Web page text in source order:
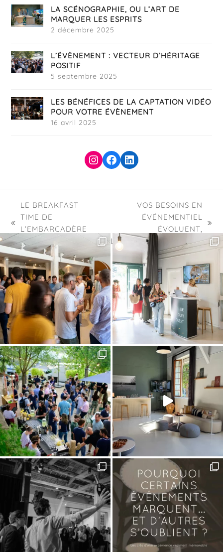
LA SCÉNOGRAPHIE, OU L’ART DE
MARQUER LES ESPRITS
2 décembre 2025
L’ÉVÈNEMENT : VECTEUR D’HÉRITAGE
POSITIF
5 septembre 2025
LES BÉNÉFICES DE LA CAPTATION VIDÉO
POUR VOTRE ÉVÈNEMENT
16 avril 2025
Instagram
Facebook
LinkedIn
previous
post:
LE BREAKFAST
TIME DE
L’EMBARCADÈRE
!
post:
VOS BESOINS EN
ÉVÉNEMENTIEL
ÉVOLUENT,
L’EMBARCADÈRE AUSSI